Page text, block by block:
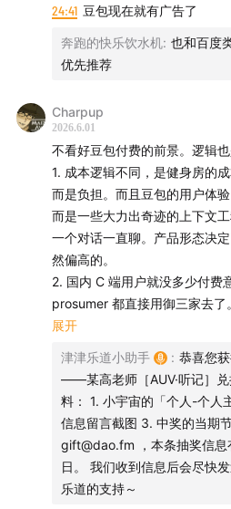
24:41 豆包现在就有广告了
奔跑的快乐饮水机: 也和百度
优先推荐
Charpup
2026.6.01
不看好豆包付费的前景。逻辑
1. 成本逻辑不同，是健身房的
而是负担。而且豆包的用户体
而是一些大力出奇迹的上下文
一个对话一直聊。产品形态决
然偏高的。
2. 国内 C 端用户就没多少付费
prosumer 都直接用御三家去
生产力工具。所以大 DAU 不是
了 AI 工具，顶多也是单个岗位
最终产出和营收体现不出变化
个月，看不到增收，就不愿意
班、找多几个外包，还更便宜。
综上几点，所以国内做 AI 的公
向国内市场。往下一层做 AI 应
向北美市场，那才是商业模式能
展开
津津乐道小助手 : 恭喜您
——某高老师［AUV·听记］
料： 1. 小宇宙的「个人-个人
信息留言截图 3. 中奖的当期
gift@dao.fm ，本条抽奖信息
日。 我们收到信息后会尽快
乐道的支持～